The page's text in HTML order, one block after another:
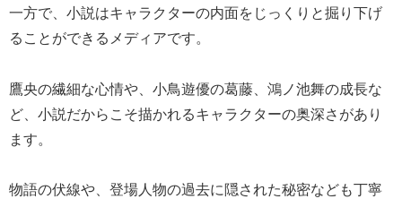
一方で、小説はキャラクターの内面をじっくりと掘り下げ
ることができるメディアです。
鷹央の繊細な心情や、小鳥遊優の葛藤、鴻ノ池舞の成長な
ど、小説だからこそ描かれるキャラクターの奥深さがあり
ます。
物語の伏線や、登場人物の過去に隠された秘密なども丁寧